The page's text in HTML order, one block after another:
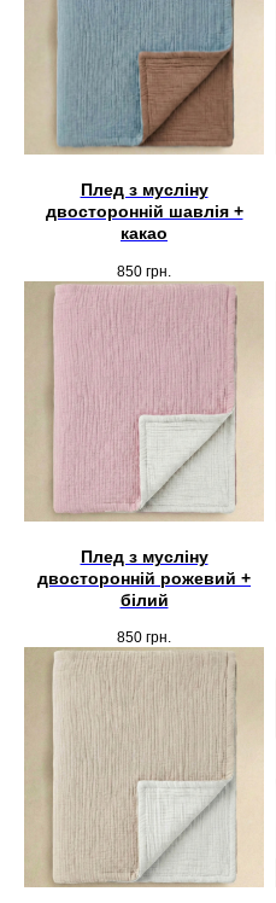
Плед з мусліну
двосторонній шавлія +
какао
850 грн.
Плед з мусліну
двосторонній рожевий +
білий
850 грн.